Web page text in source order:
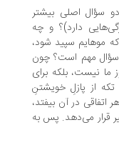
اصلی بیشتر
دارد)؟ و چه
سپید شود،
است؟ چون
بلکه برای
پازلِ خویشتنِ
در آن بیفتد،
می‌دهد. پس به